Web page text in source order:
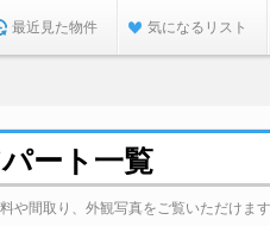
最近見た物件 気になるリスト
ート一覧
や間取り、外観写真をご覧いただけます